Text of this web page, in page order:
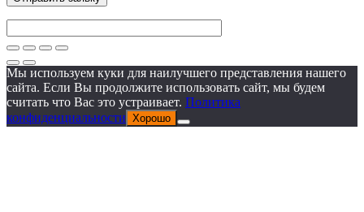
Мы используем куки для наилучшего представления нашего
сайта. Если Вы продолжите использовать сайт, мы будем
считать что Вас это устраивает. Политика
конфиденциальности Хорошо